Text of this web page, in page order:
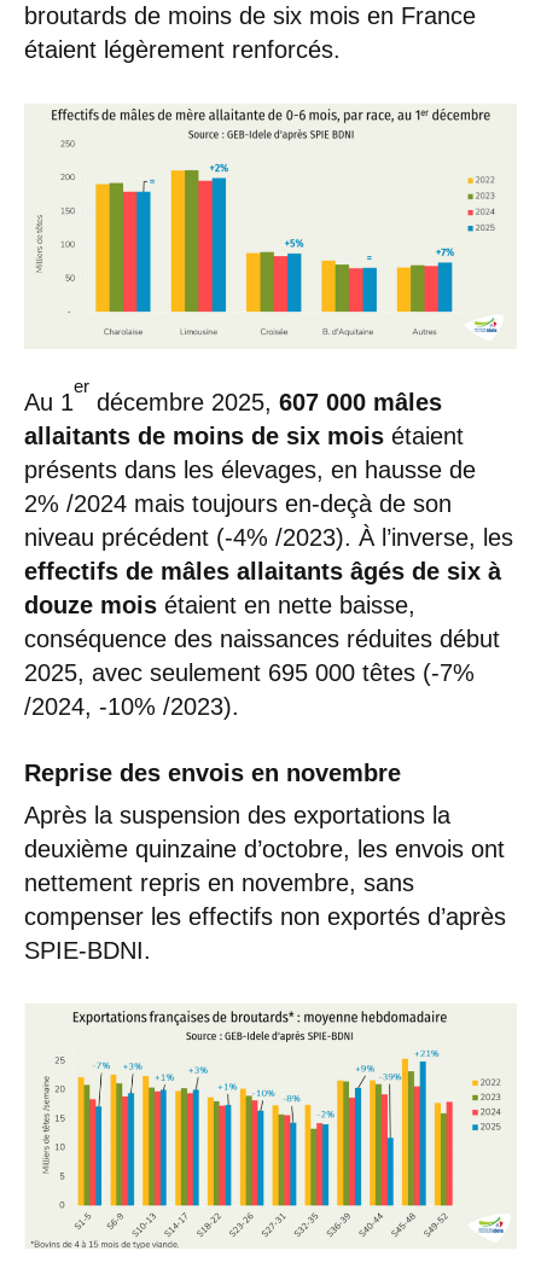
broutards de moins de six mois en France
étaient légèrement renforcés.
Au 1
er
décembre 2025, 607 000 mâles
allaitants de moins de six mois étaient
présents dans les élevages, en hausse de
2% /2024 mais toujours en-deçà de son
niveau précédent (-4% /2023). À l’inverse, les
effectifs de mâles allaitants âgés de six à
douze mois étaient en nette baisse,
conséquence des naissances réduites début
2025, avec seulement 695 000 têtes (-7%
/2024, -10% /2023).
Reprise des envois en novembre
Après la suspension des exportations la
deuxième quinzaine d’octobre, les envois ont
nettement repris en novembre, sans
compenser les effectifs non exportés d’après
SPIE-BDNI.